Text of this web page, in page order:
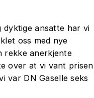
ansatte har vi
oss med nye
rekke anerkjente
over at vi vant prisen
var DN Gaselle seks